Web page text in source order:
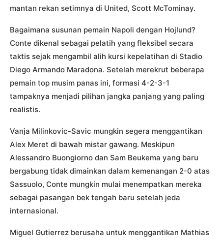
mantan rekan setimnya di United, Scott McTominay.
Bagaimana susunan pemain Napoli dengan Hojlund?
Conte dikenal sebagai pelatih yang fleksibel secara
taktis sejak mengambil alih kursi kepelatihan di Stadio
Diego Armando Maradona. Setelah merekrut beberapa
pemain top musim panas ini, formasi 4-2-3-1
tampaknya menjadi pilihan jangka panjang yang paling
realistis.
Vanja Milinkovic-Savic mungkin segera menggantikan
Alex Meret di bawah mistar gawang. Meskipun
Alessandro Buongiorno dan Sam Beukema yang baru
bergabung tidak dimainkan dalam kemenangan 2-0 atas
Sassuolo, Conte mungkin mulai menempatkan mereka
sebagai pasangan bek tengah baru setelah jeda
internasional.
Miguel Gutierrez berusaha untuk menggantikan Mathias